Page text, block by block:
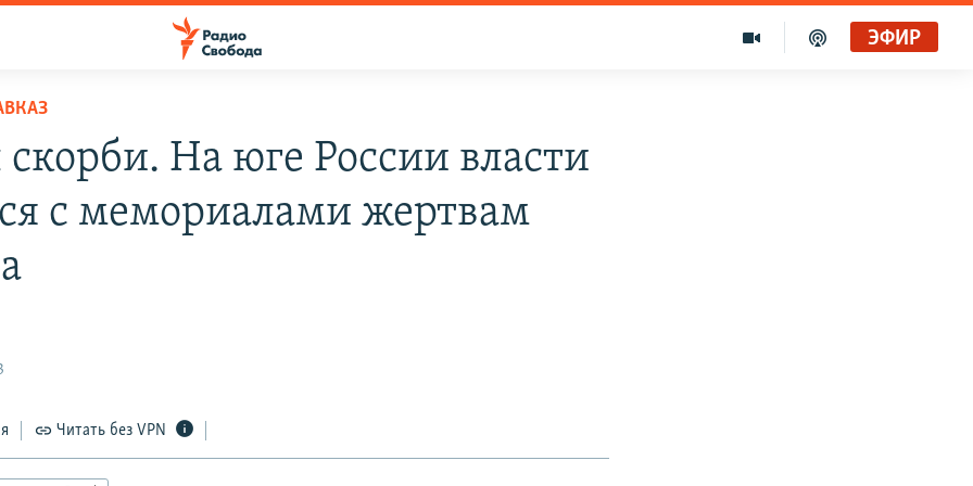
ЭФИР
На юге России власти
с мемориалами жертвам
Читать без VPN